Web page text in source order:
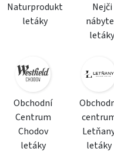
Naturprodukt
letáky
Nejči
Obchodní
Centrum
Chodov
letáky
letáky